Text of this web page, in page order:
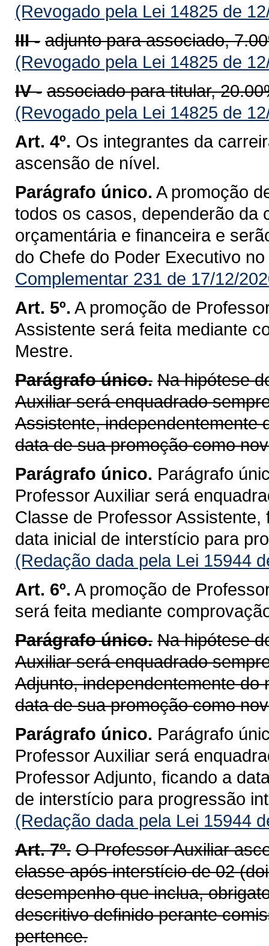
(Revogado pela Lei 14825 de
III - adjunto para associado,
(Revogado pela Lei 14825 de
IV - associado para titular,
(Revogado pela Lei 14825 de
Art. 4º. Os integrantes da
ascensão de nível.
Parágrafo único. A promoção
todos os casos, dependerão da
orçamentária e financeira e
do Chefe do Poder Executivo
Complementar 231 de 17/12/
Art. 5º. A promoção de
Assistente será feita mediante
Mestre.
Parágrafo único. Na hipótese
Auxiliar será enquadrado
Assistente, independentemente
data de sua promoção como
Parágrafo único. Parágrafo
Professor Auxiliar será
Classe de Professor
data inicial de interstício para
(Redação dada pela Lei 15944
Art. 6º. A promoção de
será feita mediante
Parágrafo único. Na hipótese
Auxiliar será enquadrado
Adjunto, independentemente
data de sua promoção como
Parágrafo único. Parágrafo
Professor Auxiliar será
Professor Adjunto, ficando a
de interstício para progressão
(Redação dada pela Lei 15944
Art. 7º. O Professor Auxiliar
classe após interstício de 02
desempenho que inclua,
descritivo definido perante
pertence.